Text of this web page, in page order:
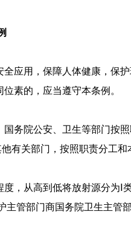
应用，保障人体健康，保护
素的，应当遵守本条例。
国务院公安、卫生等部门按
有关部门，按照职责分工和
度，从高到低将放射源分为Ⅰ
主管部门商国务院卫生主管